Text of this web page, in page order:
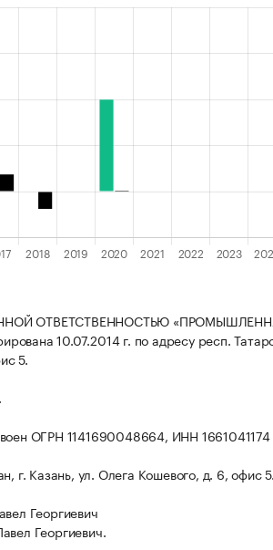
ОТВЕТСТВЕННОСТЬЮ
10.07.2014 г. по адресу респ.
5.
ОГРН 1141690048664, ИНН
г. Казань, ул. Олега Кошевого, д. 6, офис 5.
Георгиевич
Георгиевич.